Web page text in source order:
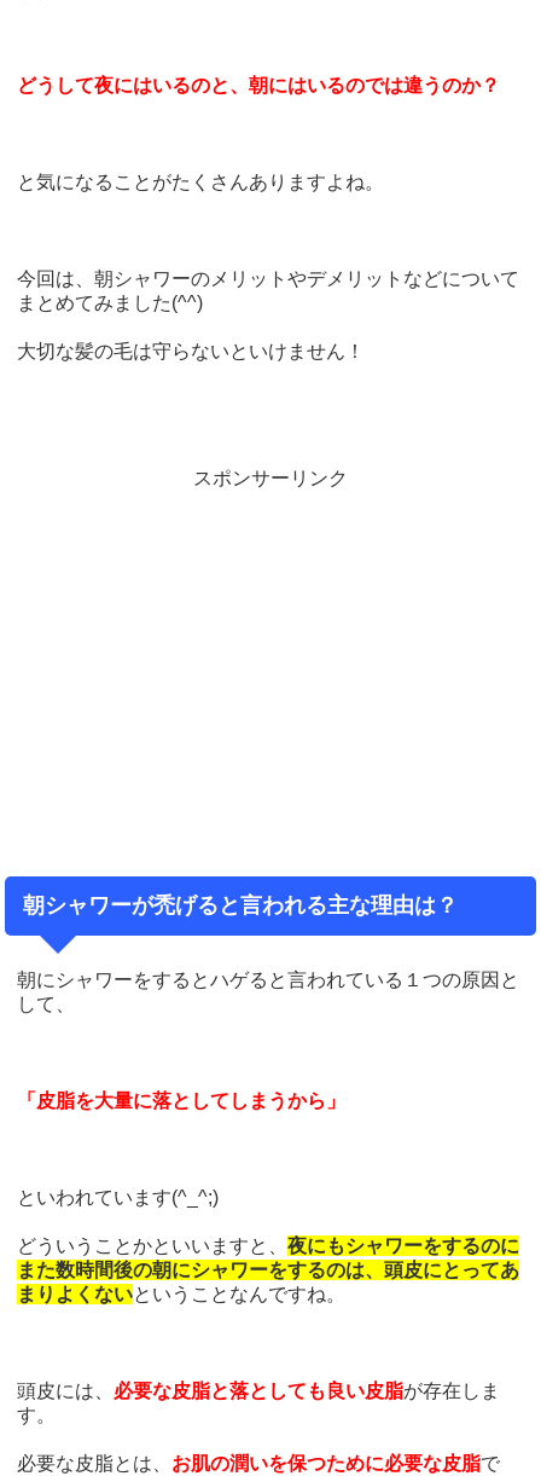
どうして夜にはいるのと、朝にはいるのでは違うのか？
と気になることがたくさんありますよね。
今回は、朝シャワーのメリットやデメリットなどについて
まとめてみました(^^)
大切な髪の毛は守らないといけません！
スポンサーリンク
朝シャワーが禿げると言われる主な理由は？
朝にシャワーをするとハゲると言われている１つの原因と
して、
「皮脂を大量に落としてしまうから」
といわれています(^_^;)
どういうことかといいますと、夜にもシャワーをするのに
また数時間後の朝にシャワーをするのは、頭皮にとってあ
まりよくないということなんですね。
頭皮には、 必要な皮脂と落としても良い皮脂が存在しま
す。
必要な皮脂とは、 お肌の潤いを保つために必要な皮脂で